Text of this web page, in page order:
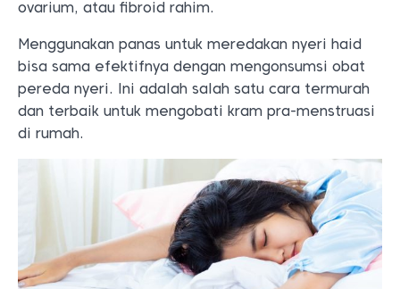
ovarium, atau fibroid rahim.
Menggunakan panas untuk meredakan nyeri haid
bisa sama efektifnya dengan mengonsumsi obat
pereda nyeri. Ini adalah salah satu cara termurah
dan terbaik untuk mengobati kram pra-menstruasi
di rumah.